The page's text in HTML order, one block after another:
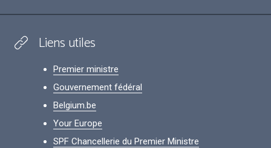
Liens utiles
Premier ministre
Gouvernement fédéral
Belgium.be
Your Europe
SPF Chancellerie du Premier Ministre